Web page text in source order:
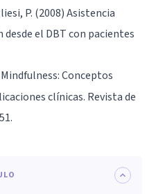
P. (2008) Asistencia
el DBT con pacientes
Conceptos
clínicas. Revista de